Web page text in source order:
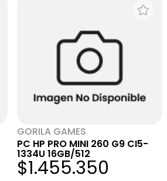
GORILA GAMES
PC HP PRO MINI 260 G9 CI5-
1334U 16GB/512
$1.455.350